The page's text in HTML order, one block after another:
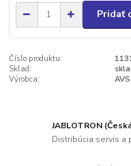
Pridať
Číslo produktu:
Sklad:
Výrobca:
JABLOTRON
Distribúcia servis a